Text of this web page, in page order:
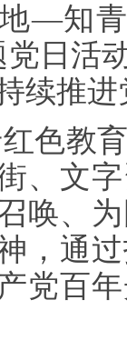
—知
党日活
续推
色教
、文
唤、
，通
党百